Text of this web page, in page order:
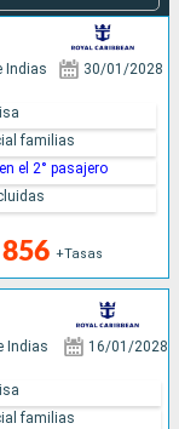
Indias 30/01/2028
+Tasas
familias
el 2° pasajero
Indias 16/01/2028
familias